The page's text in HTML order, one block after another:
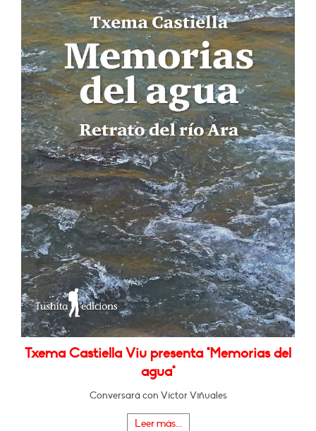
Txema Castiella Viu presenta "Memorias del
agua"
Conversará con Víctor Viñuales
Leer más...